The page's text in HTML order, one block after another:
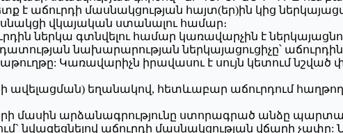
աճուրդի մասնակցության հայտ(եր)ին կից
վկայական ստանալու համար։
ներկա գտնվելու համար կառավարչին է
նախարարության ներկայացուցիչը՝
Կառավարիչն իրավասու է սույն կետում նշված
ավելացման) եղանակով, հետևաբար աճուրդում
մասին արձանագրությունը ստորագրած անձը
նվազեցնելով աճուրդի մասնակցության վճարի